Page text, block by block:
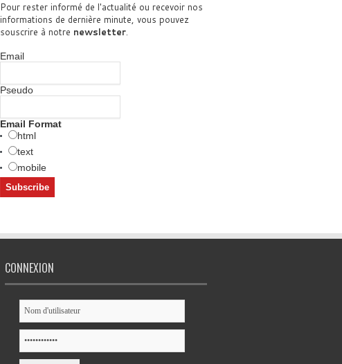
Pour rester informé de l'actualité ou recevoir nos
informations de dernière minute, vous pouvez
souscrire à notre newsletter.
Email
Pseudo
Email Format
html
text
mobile
CONNEXION